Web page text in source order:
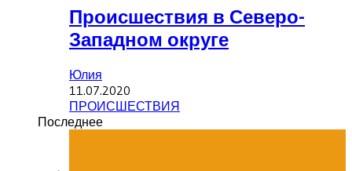
Происшествия в Северо-
Западном округе
Юлия
11.07.2020
ПРОИСШЕСТВИЯ
Последнее